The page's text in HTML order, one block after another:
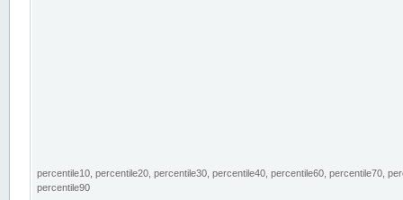
percentile10, percentile20, percentile30, percentile40, percentile60, percentile70,
percentile90